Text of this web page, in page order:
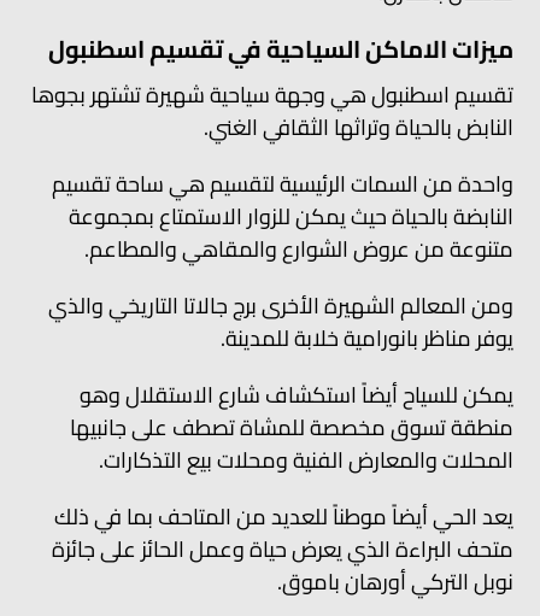
ميزات الاماكن السياحية في تقسيم اسطنبول
تقسيم اسطنبول هي وجهة سياحية شهيرة تشتهر بجوها
النابض بالحياة وتراثها الثقافي الغني.
واحدة من السمات الرئيسية لتقسيم هي ساحة تقسيم
النابضة بالحياة حيث يمكن للزوار الاستمتاع بمجموعة
متنوعة من عروض الشوارع والمقاهي والمطاعم.
ومن المعالم الشهيرة الأخرى برج جالاتا التاريخي والذي
يوفر مناظر بانورامية خلابة للمدينة.
يمكن للسياح أيضاً استكشاف شارع الاستقلال وهو
منطقة تسوق مخصصة للمشاة تصطف على جانبيها
المحلات والمعارض الفنية ومحلات بيع التذكارات.
يعد الحي أيضاً موطناً للعديد من المتاحف بما في ذلك
متحف البراءة الذي يعرض حياة وعمل الحائز على جائزة
نوبل التركي أورهان باموق.